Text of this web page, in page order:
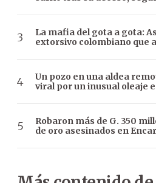
La mafia del gota a gota:
extorsivo colombiano que
Un pozo en una aldea
viral por un inusual oleaje
Robaron más de G. 350
de oro asesinados en